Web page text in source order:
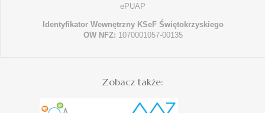
ePUAP
Identyfikator Wewnętrzny KSeF Świętokrzyskiego
OW NFZ: 1070001057-00135
Zobacz także: